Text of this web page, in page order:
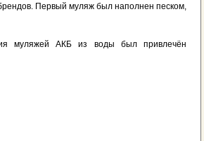
Первый муляж был наполнен песком,
муляжей АКБ из воды был привлечён